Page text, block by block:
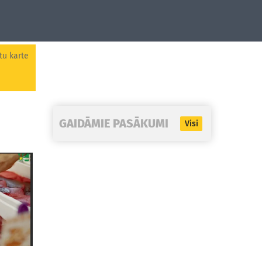
karte
GAIDĀMIE PASĀKUMI Visi